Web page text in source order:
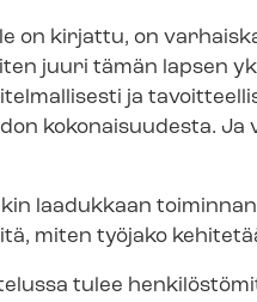
on kirjattu, on
juuri tämän lapsen
ja
kokonaisuudesta. Ja
laadukkaan
miten työjako
tulee